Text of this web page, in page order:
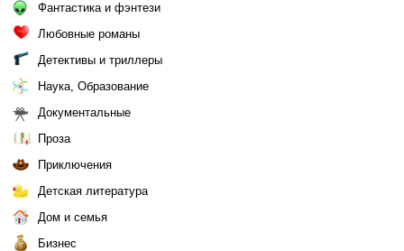
Фантастика и фэнтези
Любовные романы
Детективы и триллеры
Наука, Образование
Документальные
Проза
Приключения
Детская литература
Дом и семья
Бизнес